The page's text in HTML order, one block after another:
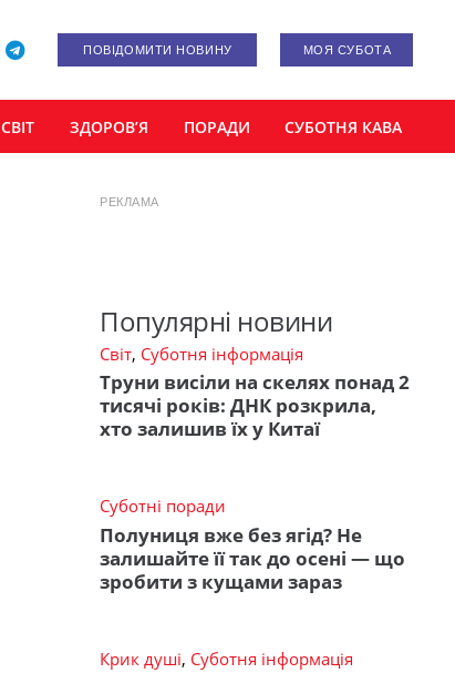
ПОВІДОМИТИ НОВИНУ МОЯ СУБОТА
СВІТ ЗДОРОВ’Я ПОРАДИ СУБОТНЯ КАВА
РЕКЛАМА
Популярні новини
Світ, Суботня інформація
Труни висіли на скелях понад 2
тисячі років: ДНК розкрила,
хто залишив їх у Китаї
Суботні поради
Полуниця вже без ягід? Не
залишайте її так до осені — що
зробити з кущами зараз
Крик душі, Суботня інформація